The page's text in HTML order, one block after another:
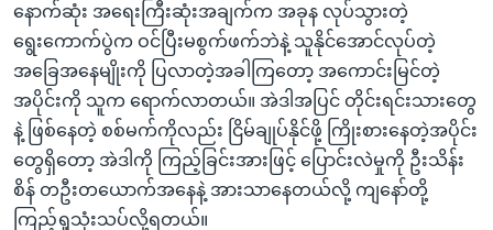
နောက်ဆုံး အရေးကြီးဆုံးအချက်က အခုန လုပ်သွားတဲ့
ရွေးကောက်ပွဲက ဝင်ပြီးမစွက်ဖက်ဘဲနဲ့ သူနိုင်အောင်လုပ်တဲ့
အခြေအနေမျိုးကို ပြလာတဲ့အခါကြတော့ အကောင်းမြင်တဲ့
အပိုင်းကို သူက ရောက်လာတယ်။ အဲဒါအပြင် တိုင်းရင်းသားတွေ
နဲ့ ဖြစ်နေတဲ့ စစ်မက်ကိုလည်း ငြိမ်ချုပ်နိုင်ဖို့ ကြိုးစားနေတဲ့အပိုင်း
တွေရှိတော့ အဲဒါကို ကြည့်ခြင်းအားဖြင့် ပြောင်းလဲမှုကို ဦးသိန်း
စိန် တဦးတယောက်အနေနဲ့ အားသာနေတယ်လို့ ကျနော်တို့
ကြည့်ရှုသုံးသပ်လို့ရတယ်။